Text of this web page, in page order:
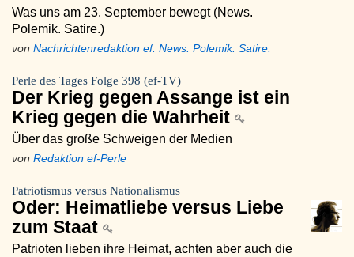
Was uns am 23. September bewegt (News.
Polemik. Satire.)
von Nachrichtenredaktion ef: News. Polemik. Satire.
Perle des Tages Folge 398 (ef-TV)
Der Krieg gegen Assange ist ein
Krieg gegen die Wahrheit
Über das große Schweigen der Medien
von Redaktion ef-Perle
Patriotismus versus Nationalismus
Oder: Heimatliebe versus Liebe
zum Staat
Patrioten lieben ihre Heimat, achten aber auch die